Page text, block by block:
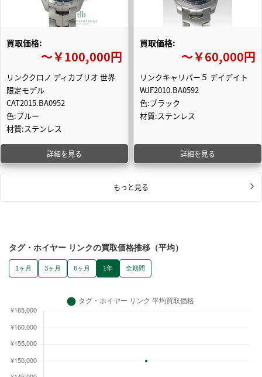
買取価格:
〜￥100,000円
リンククロノ ディカプリオ 世界
限定モデル
CAT2015.BA0952
色:ブルー
材質:ステンレス
詳細を見る
買取価格:
〜￥60,000円
リンクキャリバー５ デイデイト
WJF2010.BA0592
色:ブラック
材質:ステンレス
詳細を見る
もっと見る
タグ・ホイヤー リンクの買取価格推移（平均）
1ヶ月 3ヶ月 6ヶ月 1年 全期間